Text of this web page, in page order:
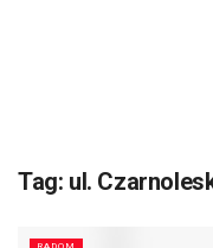
Tag: ul.